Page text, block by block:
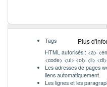
Plus
Tags
HTML autorisés : <a>
<code> <ul> <ol> <li>
Les adresses de pages
liens automatiquement.
Les lignes et les